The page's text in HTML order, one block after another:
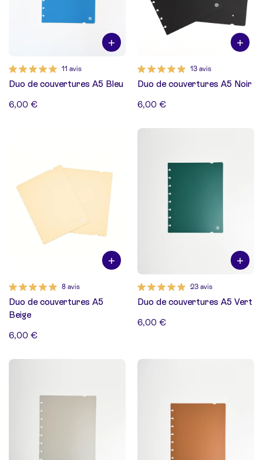
11 avis
Duo de couvertures A5 Bleu
6,00 €
13 avis
Duo de couvertures A5 Noir
6,00 €
8 avis
Duo de couvertures A5
Beige
6,00 €
23 avis
Duo de couvertures A5 Vert
6,00 €